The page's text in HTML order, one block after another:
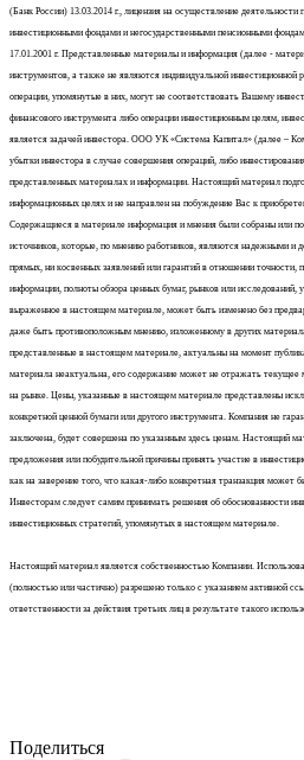
(Банк России) 13.03.2014 г., лицензия на осуществление
инвестиционными фондами и негосударственными пенсионными
17.01.2001 г. Представленные материалы и информация (далее -
инструментов, а также не являются индивидуальной инвестиционной
операции, упомянутые в них, могут не соответствовать Вашему
финансового инструмента либо операции инвестиционным целям,
является задачей инвестора. ООО УК «Система Капитал» (далее –
убытки инвестора в случае совершения операций, либо
представленных материалах и информации. Настоящий материал
информационных целях и не направлен на побуждение Вас к
Содержащиеся в материале информация и мнения были собраны или
источников, которые, по мнению работников, являются надежными и
прямых, ни косвенных заявлений или гарантий в отношении
информации, полноты обзора ценных бумаг, рынков или
выраженное в настоящем материале, может быть изменено без
даже быть противоположным мнению, изложенному в других
представленные в настоящем материале, актуальны на момент
материала неактуальна, его содержание может не отражать
на рынке. Цены, указанные в настоящем материале представлены
конкретной ценной бумаги или другого инструмента. Компания не
заключена, будет совершена по указанным здесь ценам. Настоящий
предложения или побудительной причины принять участие в
как на заверение того, что какая-либо конкретная транзакция может
Инвесторам следует самим принимать решения об обоснованности
инвестиционных стратегий, упомянутых в настоящем материале.
Настоящий материал является собственностью Компании.
(полностью или частично) разрешено только с указанием активной
ответственности за действия третьих лиц в результате такого
Поделиться